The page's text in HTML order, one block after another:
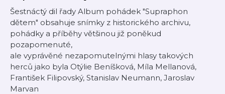
Šestnáctý dil řady Album pohádek "Supraphon
dětem" obsahuje snímky z historického archivu,
pohádky a příběhy většinou již poněkud
pozapomenuté,
ale vyprávěné nezapomutelnými hlasy takových
herců jako byla Otýlie Beníšková, Míla Mellanová,
František Filipovský, Stanislav Neumann, Jaroslav
Marvan